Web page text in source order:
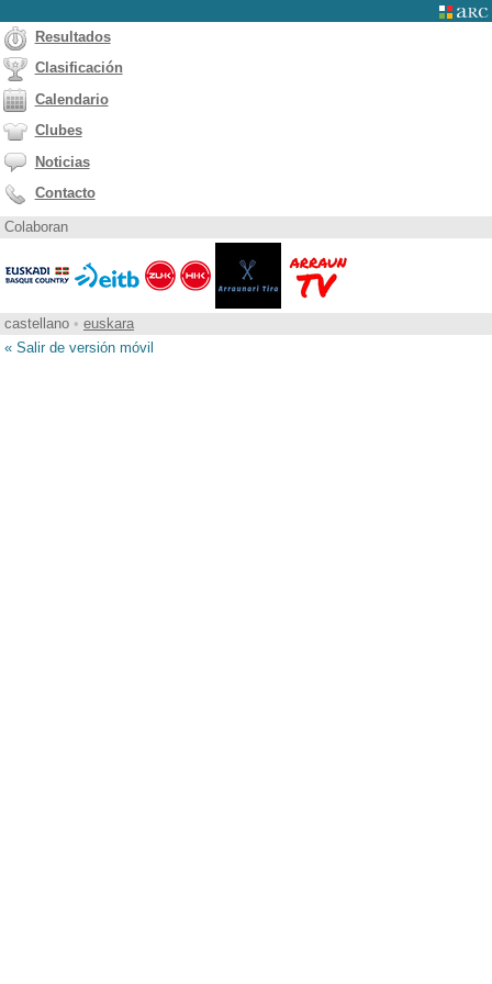
Resultados
Clasificación
Calendario
Clubes
Noticias
Contacto
Colaboran
castellano • euskara
« Salir de versión móvil